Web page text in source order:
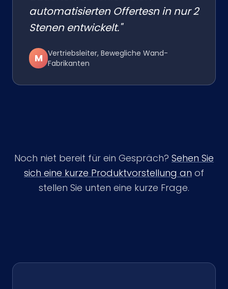
automatisierten Offertesn in nur 2
Stenen entwickelt."
M Vertriebsleiter, Bewegliche Wand-
Fabrikanten
Noch niet bereit für ein Gespräch? Sehen Sie
sich eine kurze Produktvorstellung an of
stellen Sie unten eine kurze Frage.